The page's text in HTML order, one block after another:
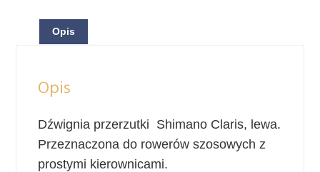
Opis
Opis
Dźwignia przerzutki Shimano Claris, lewa.
Przeznaczona do rowerów szosowych z
prostymi kierownicami.